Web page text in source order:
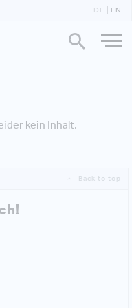
DE EN
kein Inhalt.
Back to top